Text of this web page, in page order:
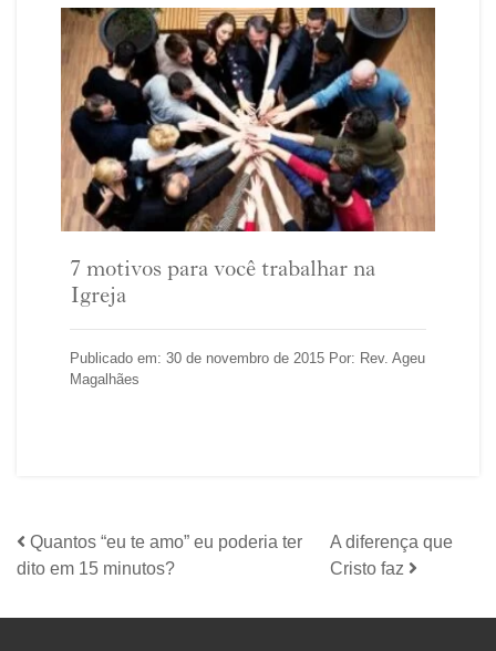
7 motivos para você trabalhar na
Igreja
Publicado em: 30 de novembro de 2015 Por: Rev. Ageu
Magalhães
Quantos “eu te amo” eu poderia ter
dito em 15 minutos?
A diferença que
Cristo faz